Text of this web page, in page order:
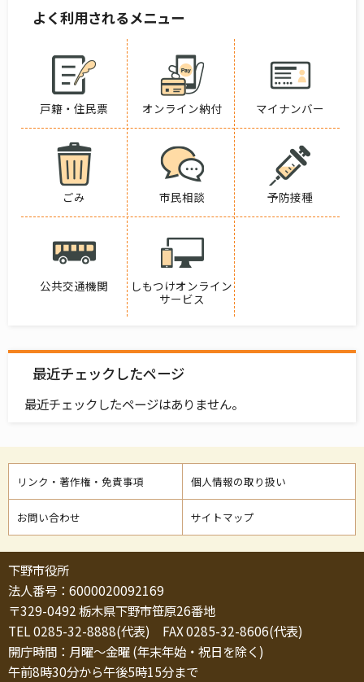
よく利用されるメニュー
戸籍・住民票 オンライン納付 マイナンバー
ごみ 市民相談 予防接種
公共交通機関
しもつけオンライン
サービス
最近チェックしたページ
最近チェックしたページはありません。
リンク・著作権・免責事項 個人情報の取り扱い
お問い合わせ サイトマップ
下野市役所
法人番号：6000020092169
〒329-0492 栃木県下野市笹原26番地
TEL 0285-32-8888(代表) FAX 0285-32-8606(代表)
開庁時間：月曜～金曜 (年末年始・祝日を除く)
午前8時30分から午後5時15分まで